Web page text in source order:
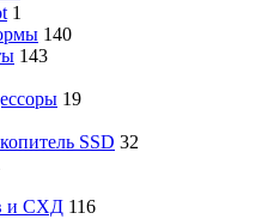
1
140
143
19
SSD 32
и СХД 116